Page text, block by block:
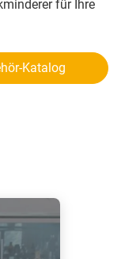
für Ihre
Katalog